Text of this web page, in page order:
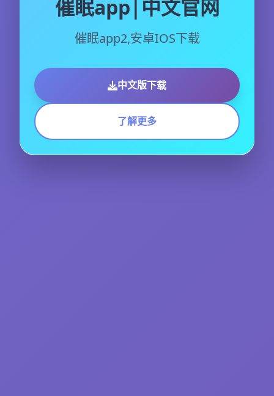
催眠app|中文官网
催眠app2,安卓IOS下载
中文版下载
了解更多